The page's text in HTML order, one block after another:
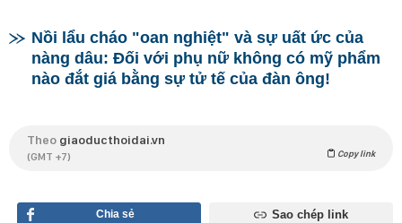
Nồi lẩu cháo "oan nghiệt" và sự uất ức của
nàng dâu: Đối với phụ nữ không có mỹ phẩm
nào đắt giá bằng sự tử tế của đàn ông!
Theo giaoducthoidai.vn
(GMT +7) Copy link
Chia sẻ Sao chép link